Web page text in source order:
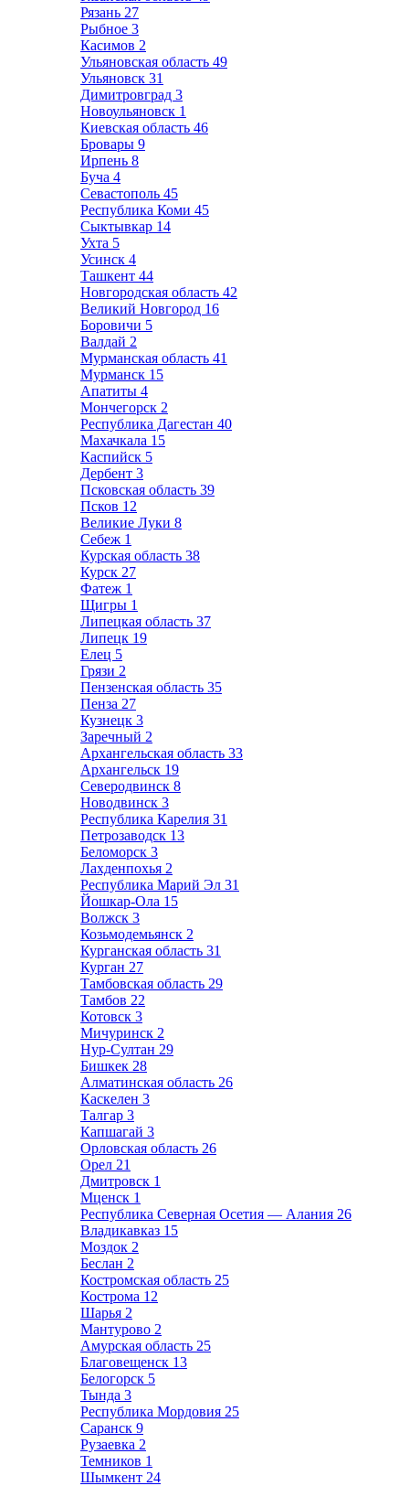
Рязань 27
Рыбное 3
Касимов 2
Ульяновская область 49
Ульяновск 31
Димитровград 3
Новоульяновск 1
Киевская область 46
Бровары 9
Ирпень 8
Буча 4
Севастополь 45
Республика Коми 45
Сыктывкар 14
Ухта 5
Усинск 4
Ташкент 44
Новгородская область 42
Великий Новгород 16
Боровичи 5
Валдай 2
Мурманская область 41
Мурманск 15
Апатиты 4
Мончегорск 2
Республика Дагестан 40
Махачкала 15
Каспийск 5
Дербент 3
Псковская область 39
Псков 12
Великие Луки 8
Себеж 1
Курская область 38
Курск 27
Фатеж 1
Щигры 1
Липецкая область 37
Липецк 19
Елец 5
Грязи 2
Пензенская область 35
Пенза 27
Кузнецк 3
Заречный 2
Архангельская область 33
Архангельск 19
Северодвинск 8
Новодвинск 3
Республика Карелия 31
Петрозаводск 13
Беломорск 3
Лахденпохья 2
Республика Марий Эл 31
Йошкар-Ола 15
Волжск 3
Козьмодемьянск 2
Курганская область 31
Курган 27
Тамбовская область 29
Тамбов 22
Котовск 3
Мичуринск 2
Нур-Султан 29
Бишкек 28
Алматинская область 26
Каскелен 3
Талгар 3
Капшагай 3
Орловская область 26
Орел 21
Дмитровск 1
Мценск 1
Республика Северная Осетия — Алания 26
Владикавказ 15
Моздок 2
Беслан 2
Костромская область 25
Кострома 12
Шарья 2
Мантурово 2
Амурская область 25
Благовещенск 13
Белогорск 5
Тында 3
Республика Мордовия 25
Саранск 9
Рузаевка 2
Темников 1
Шымкент 24